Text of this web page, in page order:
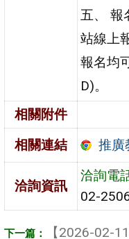
五、 報
站線上
報名均
D)。
相關附件
相關連結
推廣
洽詢資訊
洽詢電
02-
【2026-02-11